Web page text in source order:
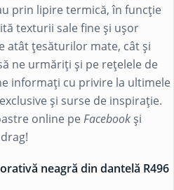
prin lipire termică, în funcție
texturii sale fine și ușor
atât țesăturilor mate, cât și
ne urmăriți și pe rețelele de
informați cu privire la ultimele
și surse de inspirație.
online peFacebook și
neagră din dantelă R496